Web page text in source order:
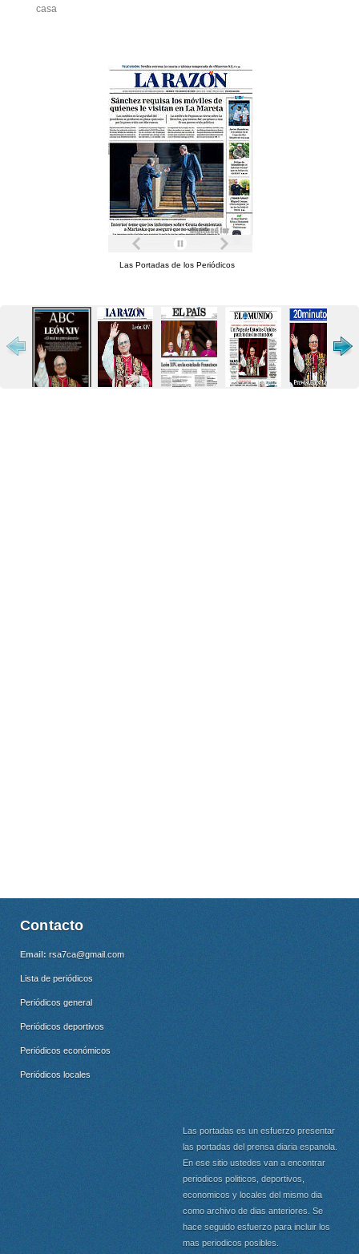
casa
Las Portadas de los Periódicos
Contacto
Email: rsa7ca@gmail.com
Lista de periódicos
Periódicos general
Periódicos deportivos
Periódicos económicos
Periódicos locales
Las portadas es un esfuerzo presentar
las portadas del prensa diaria espanola.
En ese sitio ustedes van a encontrar
periodicos politicos, deportivos,
economicos y locales del mismo dia
como archivo de dias anteriores. Se
hace seguido esfuerzo para incluir los
mas periodicos posibles.